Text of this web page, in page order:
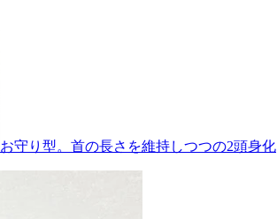
お守り型。首の長さを維持しつつの2頭身化